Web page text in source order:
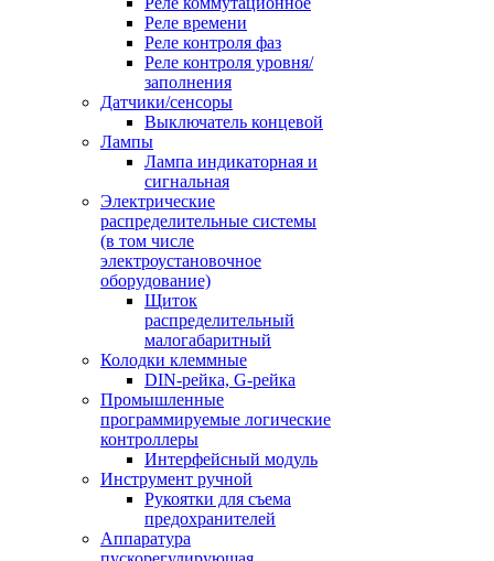
Реле времени
Реле контроля фаз
Реле контроля уровня/
заполнения
Датчики/сенсоры
Выключатель концевой
Лампы
Лампа индикаторная и
сигнальная
Электрические
распределительные системы
(в том числе
электроустановочное
оборудование)
Щиток
распределительный
малогабаритный
Колодки клеммные
DIN-рейка, G-рейка
Промышленные
программируемые логические
контроллеры
Интерфейсный модуль
Инструмент ручной
Рукоятки для съема
предохранителей
Аппаратура